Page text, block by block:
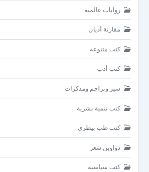
روايات عالمية
مقارنة أديان
كتب متنوعة
كتب أدب
سير وتراجم ومذكرات
كتب تنمية بشرية
كتب طب بيطرى
دواوين شعر
كتب سياسية